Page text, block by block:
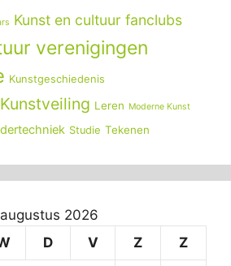
Kunst en cultuur fanclubs
verenigingen
Kunstgeschiedenis
Kunstveiling Leren Moderne Kunst
Studie Tekenen
augustus 2026
D V Z Z